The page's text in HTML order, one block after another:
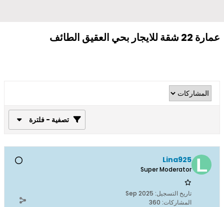
عمارة 22 شقة للايجار بحي العقيق الطائف
تصفية - فلترة
Lina925
Super Moderator
تاريخ التسجيل: Sep 2025
المشاركات: 360